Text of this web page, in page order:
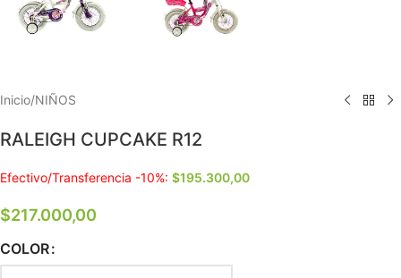
Inicio/NIÑOS
RALEIGH CUPCAKE R12
Efectivo/Transferencia -10%: $195.300,00
$217.000,00
COLOR